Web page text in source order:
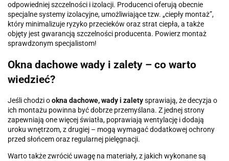
odpowiedniej szczelności i izolacji. Producenci oferują obecnie
specjalne systemy izolacyjne, umożliwiające tzw. „ciepły montaż”,
który minimalizuje ryzyko przecieków oraz strat ciepła, a także
objęty jest gwarancją szczelności producenta. Powierz montaż
sprawdzonym specjalistom!
Okna dachowe wady i zalety – co warto
wiedzieć?
Jeśli chodzi ookna dachowe, wady i zaletysprawiają, że decyzja o
ich montażu powinna być dobrze przemyślana. Z jednej strony
zapewniają one więcej światła, poprawiają wentylację i dodają
uroku wnętrzom, z drugiej – mogą wymagać dodatkowej ochrony
przed słońcem oraz regularnej pielęgnacji.
Warto także zwrócić uwagę na materiały, z jakich wykonane są